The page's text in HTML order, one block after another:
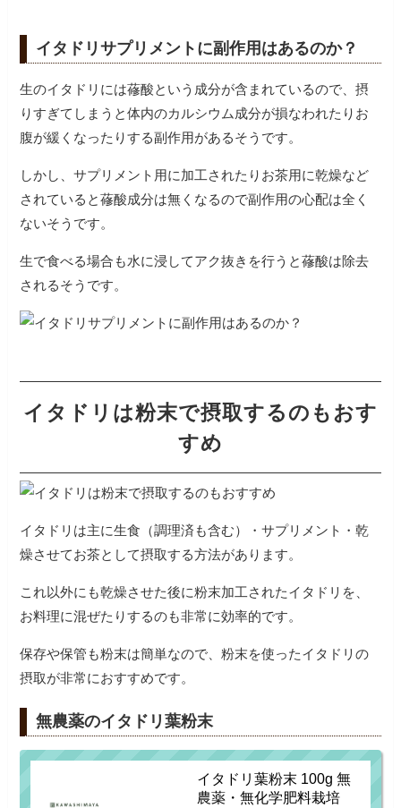
イタドリサプリメントに副作用はあるのか？
生のイタドリには蓚酸という成分が含まれているので、摂
りすぎてしまうと体内のカルシウム成分が損なわれたりお
腹が緩くなったりする副作用があるそうです。
しかし、サプリメント用に加工されたりお茶用に乾燥など
されていると蓚酸成分は無くなるので副作用の心配は全く
ないそうです。
生で食べる場合も水に浸してアク抜きを行うと蓚酸は除去
されるそうです。
イタドリは粉末で摂取するのもおす
すめ
イタドリは主に生食（調理済も含む）・サプリメント・乾
燥させてお茶として摂取する方法があります。
これ以外にも乾燥させた後に粉末加工されたイタドリを、
お料理に混ぜたりするのも非常に効率的です。
保存や保管も粉末は簡単なので、粉末を使ったイタドリの
摂取が非常におすすめです。
無農薬のイタドリ葉粉末
イタドリ葉粉末 100g 無
農薬・無化学肥料栽培